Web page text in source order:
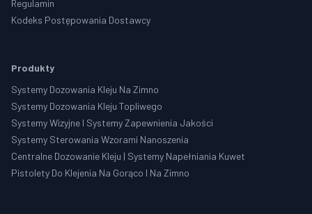
Regulamin
Kodeks Postępowania Dostawcy
Produkty
Systemy Dozowania Kleju Na Zimno
Systemy Dozowania Kleju Topliwego
Systemy Wizyjne I Systemy Zapewnienia Jakości
Systemy Sterowania Wzorami Nanoszenia
Centralne Dozowanie Kleju | Systemy Napełniania Kuwet
Pistolety Do Klejenia Na Gorąco I Na Zimno